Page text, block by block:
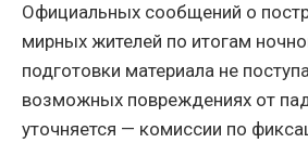
Официальных сообщений о
мирных жителей по итогам
подготовки материала не
возможных повреждениях от
уточняется — комиссии по